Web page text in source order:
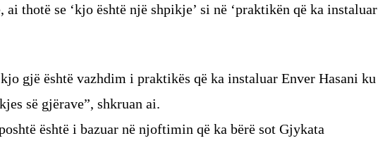
thotë se ‘kjo është një shpikje’ si në ‘praktikën që ka instaluar
gjë është vazhdim i praktikës që ka instaluar Enver Hasani ku
së gjërave”, shkruan ai.
është i bazuar në njoftimin që ka bërë sot Gjykata